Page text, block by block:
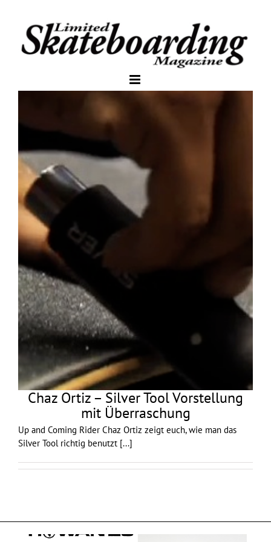
Chaz Ortiz – Silver Tool Vorstellung
mit Überraschung
Up and Coming Rider Chaz Ortiz zeigt euch, wie man das
Silver Tool richtig benutzt [...]